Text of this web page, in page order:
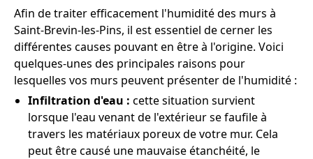
Afin de traiter efficacement l'humidité des murs à
Saint-Brevin-les-Pins, il est essentiel de cerner les
différentes causes pouvant en être à l'origine. Voici
quelques-unes des principales raisons pour
lesquelles vos murs peuvent présenter de l'humidité :
Infiltration d'eau : cette situation survient
lorsque l'eau venant de l'extérieur se faufile à
travers les matériaux poreux de votre mur. Cela
peut être causé une mauvaise étanchéité, le